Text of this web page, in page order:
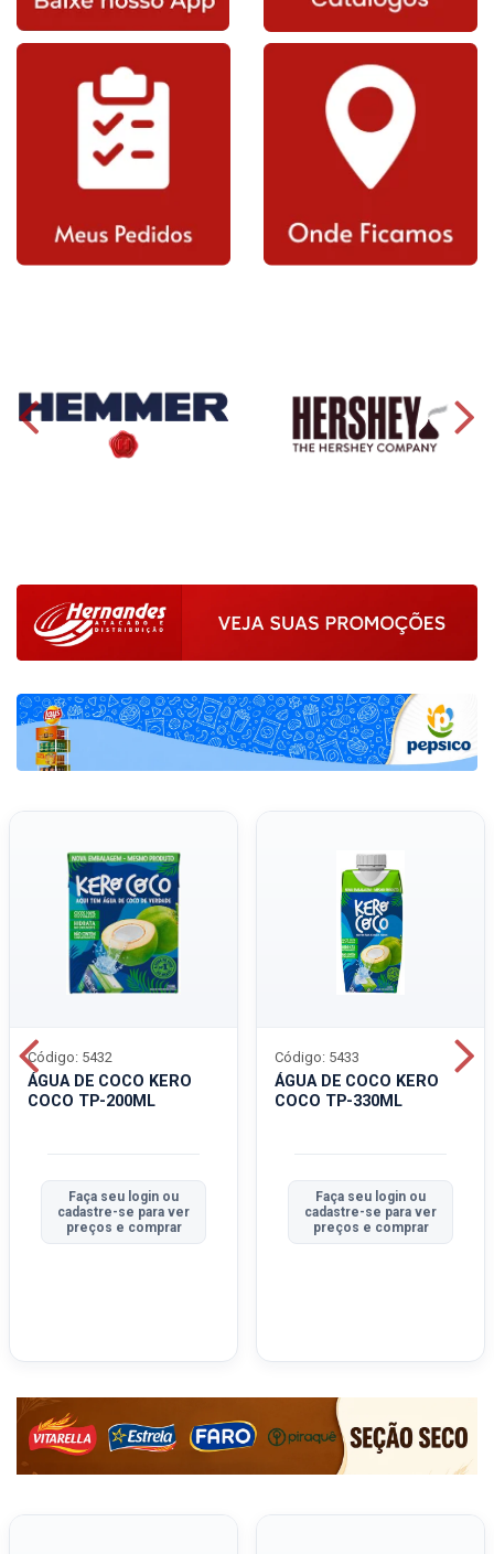
ÁGUA DE COCO KERO
COCO TP-200ML
Código: 5432
Faça seu login ou
cadastre-se para ver
preços e comprar
ÁGUA DE COCO KERO
COCO TP-330ML
Código: 5433
Faça seu login ou
cadastre-se para ver
preços e comprar